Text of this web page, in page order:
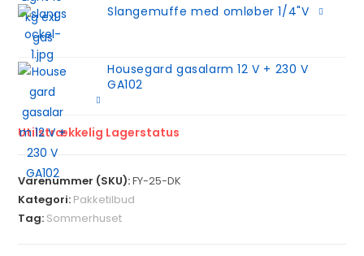
Slangemuffe med omløber 1/4"V
Housegard gasalarm 12 V + 230 V
GA102
Utilstrækkelig Lagerstatus
Varenummer (SKU):FY-25-DK
Kategori: Pakketilbud
Tag: Sommerhuset